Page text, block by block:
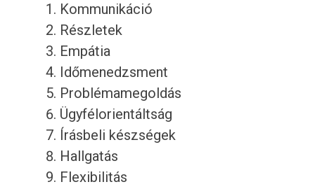
Kommunikáció
Részletek
Empátia
Időmenedzsment
Problémamegoldás
Ügyfélorientáltság
Írásbeli készségek
Hallgatás
Flexibilitás